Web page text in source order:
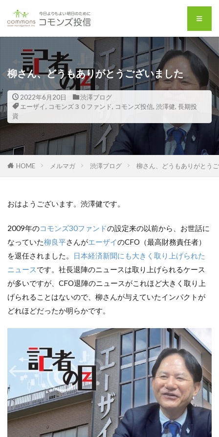
柳さん、どうもありがとうございました
2022年6月20日
渋澤ブログ
エーザイ, コモンズ３０ファンド, コモンズ投信, 渋澤健, 長期投
資
HOME メルマガ 渋澤ブログ 柳さん、どうもありがとう
おはようございます。渋澤健です。
2009年のコモンズ30ファンドの設定来の以前から、お世話に
なっていた柳良平さんがエーザイのCFO（最高財務責任者）
を退任されました。
日本経済新聞にも大きく取り上げられた
ニュースです。社長退陣のニュースは取り上げられるケース
が多いですが、CFO退陣のニュースがこれほど大きく取り上
げられることはないので、柳さんが与えていたインパクトが
どれほどだったか明らかです。